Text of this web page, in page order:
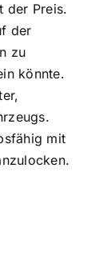
der Preis.
der
zu
könnte.
mit